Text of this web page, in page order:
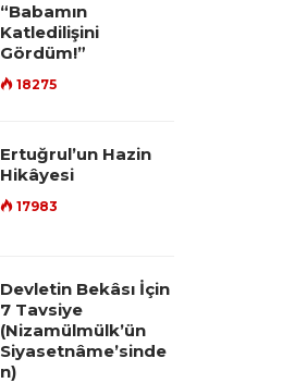
“Babamın
Katledilişini
Gördüm!”
18275
Ertuğrul’un Hazin
Hikâyesi
17983
Devletin Bekâsı İçin
7 Tavsiye
(Nizamülmülk’ün
Siyasetnâme’sinde
n)